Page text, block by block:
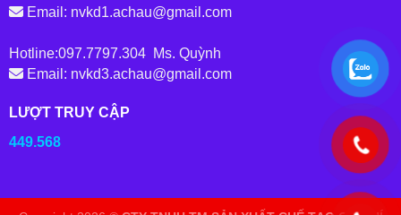
Email: nvkd1.achau@gmail.com
Hotline:097.7797.304 Ms. Quỳnh
Email: nvkd3.achau@gmail.com
LƯỢT TRUY CẬP
449.568